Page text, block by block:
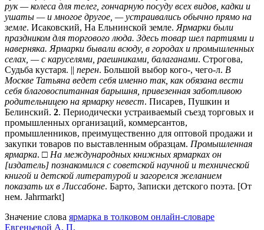
рук — колеса для телег, гончарную посуду всех видов, кадки и
ушаты — и многое другое, — устраивались обычно прямо на
земле. Исаковский, На Ельнинской земле. Ярмарки были
праздником для торгового люда. Здесь товар шел партиями и
наверняка. Ярмарки бывали всюду, в городах и промышленных
селах, — с каруселями, раешниками, балаганами. Строгова,
Судьба кустаря. || перен. Большой выбор кого-, чего-л. В
Москве Татьяна ведет себя именно так, как обязана вести
себя благовоспитанная барышня, привезенная заботливою
родительницею на ярмарку невест. Писарев, Пушкин и
Белинский. 2. Периодически устраиваемый съезд торговых и
промышленных организаций, коммерсантов,
промышленников, преимущественно для оптовой продажи и
закупки товаров по выставленным образцам. Промышленная
ярмарка. □ На международных книжных ярмарках он
[издатель] познакомился с советской научной и технической
книгой и детской литературой и загорелся желанием
показать их в Лиссабоне. Барто, Записки детского поэта. [От
нем. Jahrmarkt]
Значение слова ярмарка в толковом онлайн-словаре
Евгеньевой А. П.